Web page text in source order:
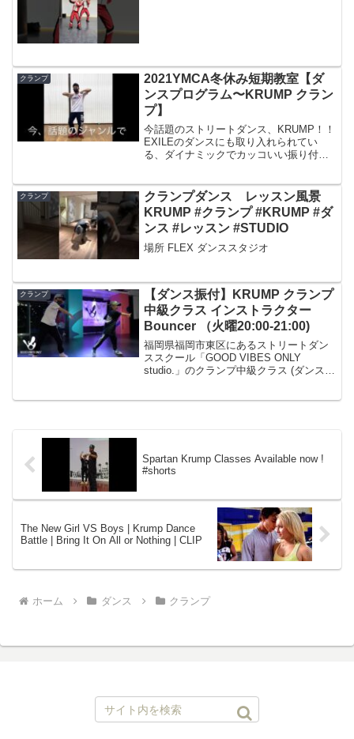
クランプ
2021YMCA冬休み短期教室【ダ
ンスプログラム〜KRUMP クラン
プ】
今話題のストリートダンス、KRUMP！！
EXILEのダンスにも取り入れられてい
る、ダイナミックでカッコいい振り付け
クランプ
クランプダンス レッスン風景
KRUMP #クランプ #KRUMP #ダ
ンス #レッスン #STUDIO
場所 FLEX ダンススタジオ
クランプ
【ダンス振付】KRUMP クランプ
中級クラス インストラクター
Bouncer （火曜20:00-21:00)
福岡県福岡市東区にあるストリートダン
ススクール「GOOD VIBES ONLY
studio.」のクランプ中級クラス (ダンス中
Spartan Krump Classes Available now !
#shorts
The New Girl VS Boys | Krump Dance
Battle | Bring It On All or Nothing | CLIP
ホーム ダンス クランプ